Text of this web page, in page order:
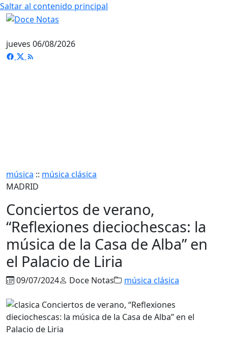
Saltar al contenido principal
jueves 06/08/2026
música :: música clásica
MADRID
Conciertos de verano,
“Reﬂexiones dieciochescas: la
música de la Casa de Alba” en
el Palacio de Liria
09/07/2024 Doce Notas música clásica